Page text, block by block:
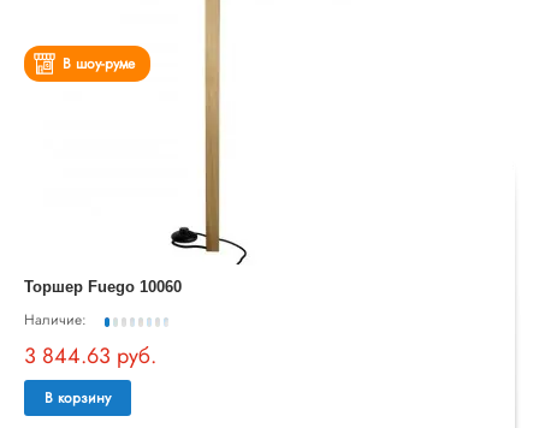
В шоу-руме
Торшер Fuego 10060
Наличие:
3 844.63 руб.
В корзину